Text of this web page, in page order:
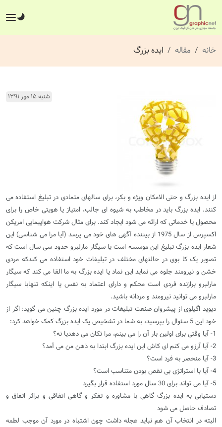
خانه مقاله ایده بزرگ
شنبه ۱۵ مهر ۱۳۹۱
از ایده بزرگ و حتی الامکان ویژه و بکر، برای سالهای متمادی در تبلیغ استفاده می
کنند. ایده بزرگ باید در مخاطب به شیوه ای جالب، امتیاز یا هویتی خاص را برای
محصول یا خدماتی که ارائه می شود ایجاد کند. برای مثال شرکت هواپیمایی امریکن
اکسپرس از
سال 1975 از بیننده آگهی های خود می پرسد (آیا مرا می شناسی) این
شعار ایده بزرگ تبلیغ این موسسه است یا سیگار مارلبرو حدود سی سال است که
تصویر یک کا بوی در حالتهای مختلف در تبلیغات خود استفاده می کندکه مردی
خشن و نیرومند جلوه می نماید این نماد یا ایده بزرگ به ما القا می کند که سیگار
مارلبرو برازنده فردی است محکم و دارای اعتماد به نفس یا اینکه تنهابا سیگار
مارلبرو می توانید نیرومند و مردانه باشید.
دیوید اگیلوی از پیشروان صنعت تبلیغات در مورد ایده بزرگ چنین می گوید: اگر از
خود این 5 سئوال را بپرسید، به شما در تشخیص یک ایده بزرگ کمک خواهد کرد:
1- آیا وقتی برای اولین بار آن را می بینم، مرا تکان می دهدیا نه؟
2- آیا آرزو می کنم ای کاش این ایده بزرگ ابتدا به ذهن من می آمد؟
3- آیا منحصر به فرد است؟
4- آیا با استراتژی بی نقص بودن متناسب است؟
5- آیا می تواند برای 30 سال مورد استفاده قرار بگیرد
دستیابی به ایده بزرگ گاهی با مشاوره و تفکر و گاهی اتفاقی و براثر اتفاق و
تصادف حاصل می شود
البته در انتخاب آن هم نباید عجله داشت چون اشتباه در مورد آن موجب لطمه